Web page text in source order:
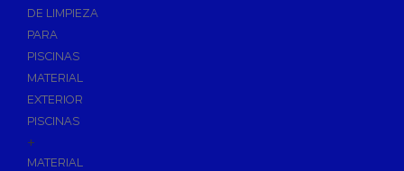
DE LIMPIEZA
PARA
PISCINAS
MATERIAL
EXTERIOR
PISCINAS
+
MATERIAL